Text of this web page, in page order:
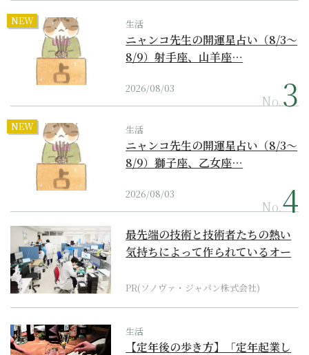
NEW 生活
ニャンコ先生の開運星占い（8/3～
8/9）射手座、山羊座…
2026/08/03
No.
NEW 生活
ニャンコ先生の開運星占い（8/3～
8/9）獅子座、乙女座…
2026/08/03
No.
最先端の技術と技術者たちの熱い
気持ちによって作られているオー
PR(ソノヴァ・ジャパン株式会社)
生活
【定年後の歩き方】「定年起業し